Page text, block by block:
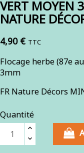
VERT MOYEN
NATURE
4,90 € TTC
Flocage herbe (87e
3mm
FR Nature Décors
Quantité